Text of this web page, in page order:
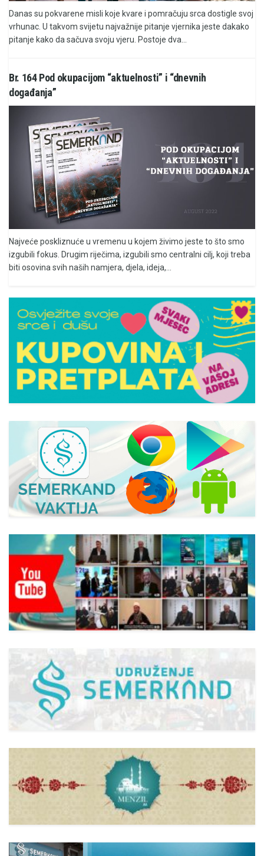
Danas su pokvarene misli koje kvare i pomračuju srca dostigle svoj
vrhunac. U takvom svijetu najvažnije pitanje vjernika jeste dakako
pitanje kako da sačuva svoju vjeru. Postoje dva...
Br. 164 Pod okupacijom “aktuelnosti” i “dnevnih
događanja”
Najveće poskliznuće u vremenu u kojem živimo jeste to što smo
izgubili fokus. Drugim riječima, izgubili smo centralni cilj, koji treba
biti osovina svih naših namjera, djela, ideja,...